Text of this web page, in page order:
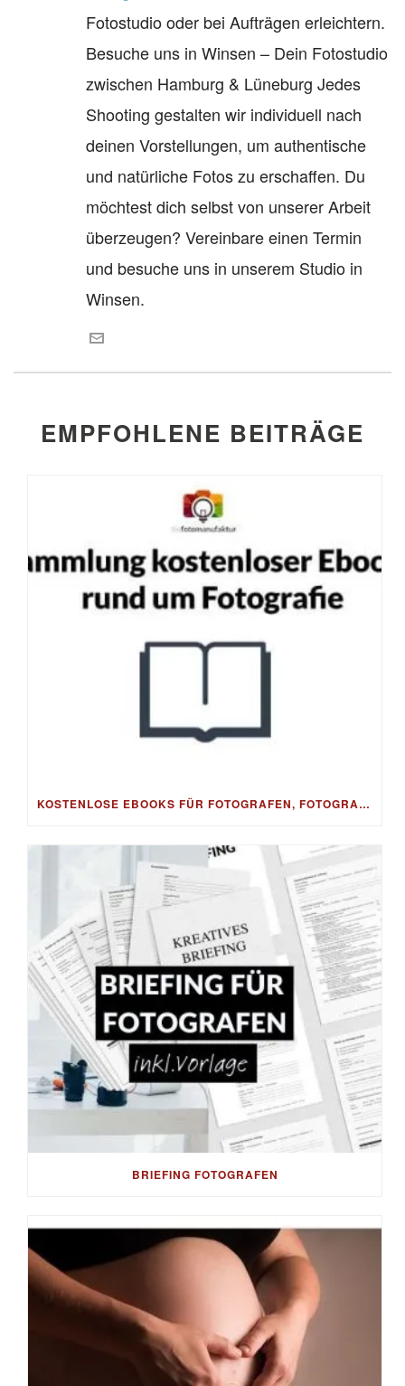
Fotostudio oder bei Aufträgen erleichtern.
Besuche uns in Winsen – Dein Fotostudio
zwischen Hamburg & Lüneburg Jedes
Shooting gestalten wir individuell nach
deinen Vorstellungen, um authentische
und natürliche Fotos zu erschaffen. Du
möchtest dich selbst von unserer Arbeit
überzeugen? Vereinbare einen Termin
und besuche uns in unserem Studio in
Winsen.
EMPFOHLENE BEITRÄGE
KOSTENLOSE EBOOKS FÜR FOTOGRAFEN, FOTOGRAFIE, BESSERE FOTOS & BILDBEARBEITUNG, FOTO-TIPPS & FOTO-BUSINESS – GRATIS ALS DOWNLOAD
BRIEFING FOTOGRAFEN